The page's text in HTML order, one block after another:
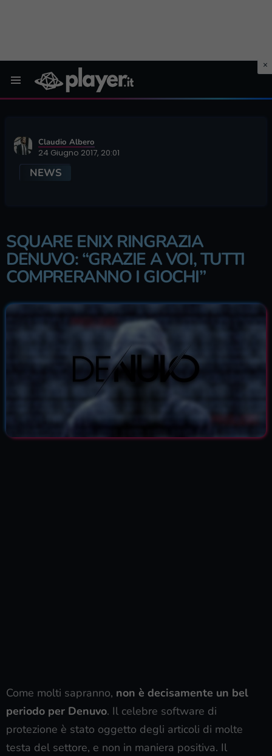
Claudio Albero
24 Giugno 2017, 20:01
NEWS
SQUARE ENIX RINGRAZIA
DENUVO: “GRAZIE A VOI, TUTTI
COMPRERANNO I GIOCHI”
Come molti sapranno, non è decisamente un bel
periodo per Denuvo. Il celebre software di
protezione è stato oggetto degli articoli di molte
testa del settore, e non in maniera positiva. Il